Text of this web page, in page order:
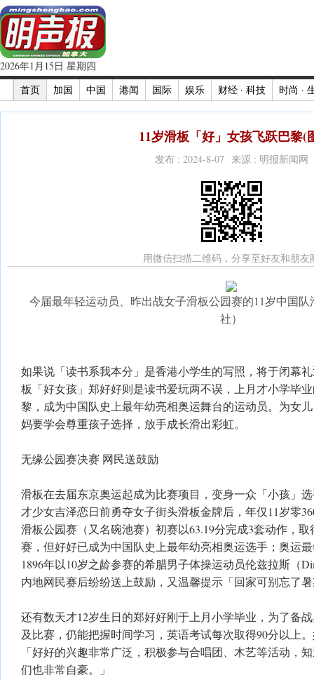
2026年1月15日 星期四
首页
加国 中国 港闻 国际 娱乐 财经 · 科技 时尚 ·
11岁滑板「好」女孩飞跃巴黎(
发布 : 2024-8-07 来源 : 明报新闻网
用微信扫描二维码，分享至好友和朋友
今届最年轻运动员、昨出战女子滑板公园赛的11岁中国
社）
如果说「读书系我本分」是香港小学生的写照，将于闭幕
板「好女孩」郑好好则是读书爱玩两不误，上月才小学毕
黎，成为中国队史上最年幼亮相奥运舞台的运动员。为女
妈要学会尊重孩子选择，放手成长滑出彩虹。
无缘公园赛决赛 网民送鼓励
滑板在去届东京奥运起成为比赛项目，变身一众「小孩」
才少女吉泽恋日前勇夺女子街头滑板金牌后，年仅11岁零
滑板公园赛（又名碗池赛）初赛以63.19分完成3套动作，
赛，但好好已成为中国队史上最年幼亮相奥运选手；奥运
1896年以10岁之龄参赛的希腊男子体操运动员伦兹拉斯（
内地网民赛后纷纷送上鼓励，又温馨提示「回家可别忘了
还有数天才12岁生日的郑好好刚于上月小学毕业，为了备
及比赛，仍能把握时间学习，英语考试每次取得90分以上
「好好的兴趣非常广泛，积极参与合唱团、木艺等活动，
们也非常自豪。」